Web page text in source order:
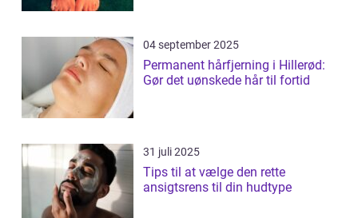
04 september 2025
Permanent hårfjerning i Hillerød:
Gør det uønskede hår til fortid
31 juli 2025
Tips til at vælge den rette
ansigtsrens til din hudtype